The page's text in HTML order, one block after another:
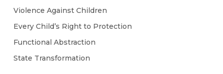
Violence Against Children
Every Child’s Right to Protection
Functional Abstraction
State Transformation